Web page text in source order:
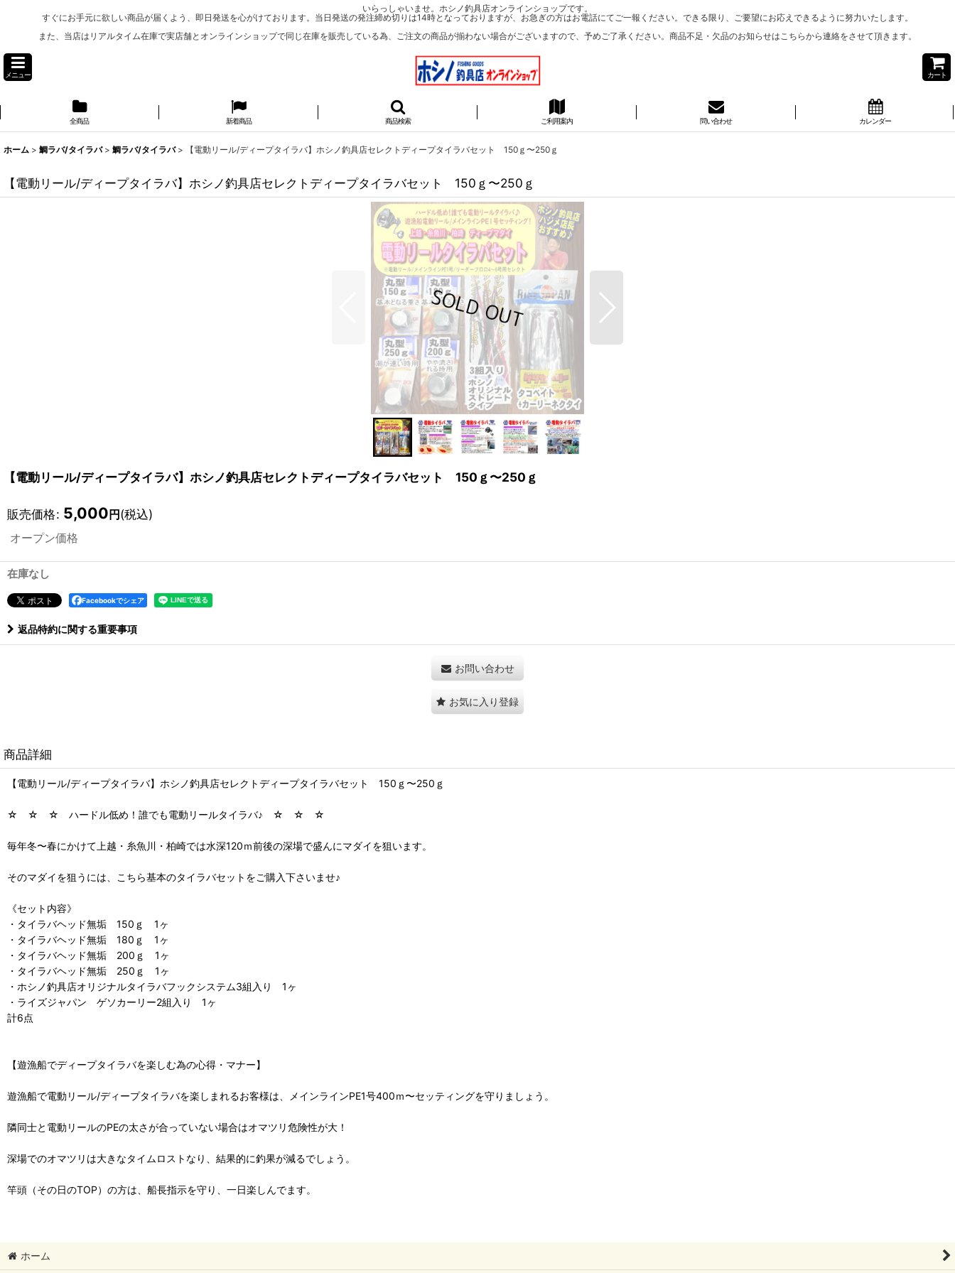
いらっしゃいませ。ホシノ釣具店オンラインショップです。
すぐにお手元に欲しい商品が届くよう、即日発送を心がけております。当日発送の発注締め切りは14時となっておりますが、お急ぎの方はお電話にてご一報ください。できる限り、ご要望にお応えできるように努力いたします。
また、当店はリアルタイム在庫で実店舗とオンラインショップで同じ在庫を販売している為、ご注文の商品が揃わない場合がございますので、予めご了承ください。商品不足・欠品のお知らせはこちらから連絡をさせて頂きます。
メニュー カート
全商品 新着商品 商品検索 ご利用案内 問い合わせ カレンダー
ホーム > 鯛ラバ/タイラバ > 鯛ラバ/タイラバ > 【電動リール/ディープタイラバ】ホシノ釣具店セレクトディープタイラバセット 150ｇ〜250ｇ
【電動リール/ディープタイラバ】ホシノ釣具店セレクトディープタイラバセット 150ｇ〜250ｇ
【電動リール/ディープタイラバ】ホシノ釣具店セレクトディープタイラバセット 150ｇ〜250ｇ
販売価格: 5,000円(税込)
オープン価格
在庫なし
Facebookでシェア
返品特約に関する重要事項
お問い合わせ
お気に入り登録
商品詳細
【電動リール/ディープタイラバ】ホシノ釣具店セレクトディープタイラバセット 150ｇ〜250ｇ
☆ ☆ ☆ ハードル低め！誰でも電動リールタイラバ♪ ☆ ☆ ☆
毎年冬〜春にかけて上越・糸魚川・柏崎では水深120ｍ前後の深場で盛んにマダイを狙います。
そのマダイを狙うには、こちら基本のタイラバセットをご購入下さいませ♪
《セット内容》
・タイラバヘッド無垢 150ｇ 1ヶ
・タイラバヘッド無垢 180ｇ 1ヶ
・タイラバヘッド無垢 200ｇ 1ヶ
・タイラバヘッド無垢 250ｇ 1ヶ
・ホシノ釣具店オリジナルタイラバフックシステム3組入り 1ヶ
・ライズジャパン ゲソカーリー2組入り 1ヶ
計6点
【遊漁船でディープタイラバを楽しむ為の心得・マナー】
遊漁船で電動リール/ディープタイラバを楽しまれるお客様は、メインラインPE1号400ｍ〜セッティングを守りましょう。
隣同士と電動リールのPEの太さが合っていない場合はオマツリ危険性が大！
深場でのオマツリは大きなタイムロストなり、結果的に釣果が減るでしょう。
竿頭（その日のTOP）の方は、船長指示を守り、一日楽しんでます。
ホーム